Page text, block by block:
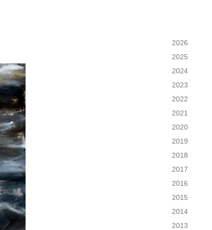
2026
2025
2024
2023
2022
2021
2020
2019
2018
2017
2016
2015
2014
2013